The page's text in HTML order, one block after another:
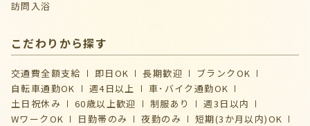
訪問入浴
こだわりから探す
交通費全額支給 即日OK 長期歓迎
ブランクOK
自転車通勤OK
週4日以上
車･バイク通勤OK
土日祝休み
60歳以上歓迎 制服あり
週3日以内
WワークOK
日勤帯のみ 夜勤のみ
短期(3か月以内)OK